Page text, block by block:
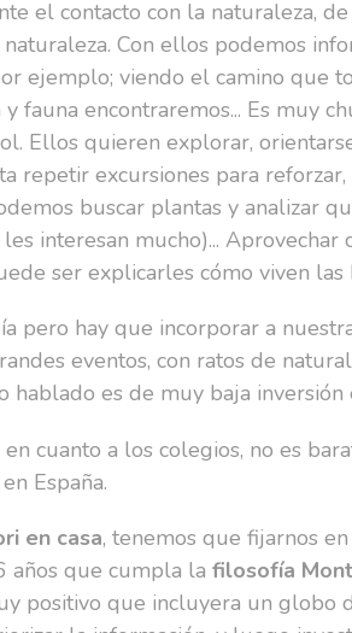
el contacto con la naturaleza,
Con ellos podemos
ejemplo; viendo el camino que
fauna encontraremos... Es muy
Ellos quieren explorar,
repetir excursiones para
buscar plantas y analizar
interesan mucho)...
ser explicarles cómo viven las
pero hay que incorporar a
eventos, con ratos de
hablado es de muy baja inversión
en cuanto a los colegios, no es
España.
en casa, tenemos que fijarnos
años que cumpla la filosofía
positivo que incluyera un